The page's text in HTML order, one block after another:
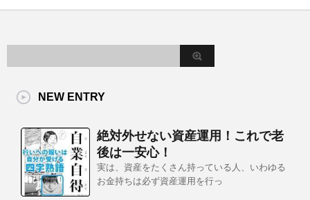
NEW ENTRY
絶対外せない資産運用！これで老
後は一安心！
実は、資産をたくさん持っている人、いわゆる
お金持ちは必ず資産運用を行っ